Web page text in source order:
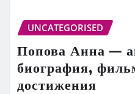
UNCATEGORISED
Попова Анна —
биография,
достижения